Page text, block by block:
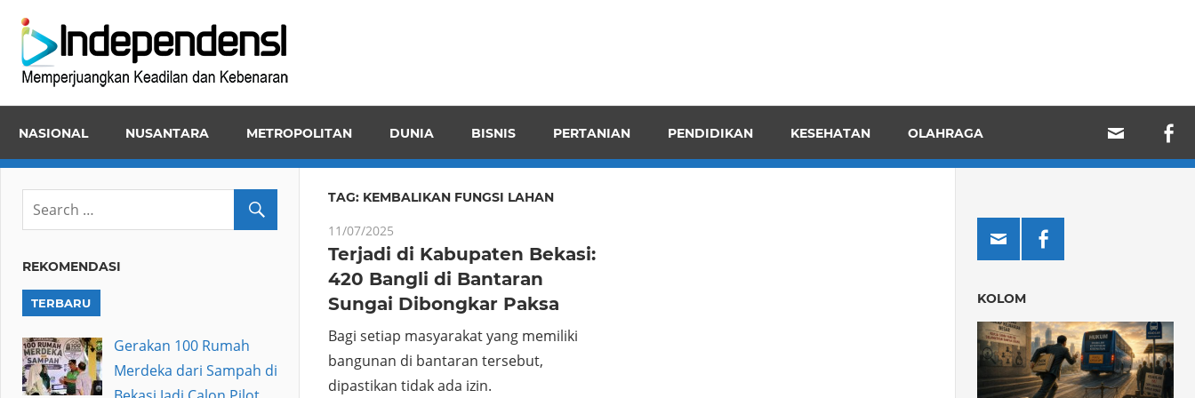
content
dan
NASIONAL NUSANTARA METROPOLITAN DUNIA BISNIS PERTANIAN PENDIDIKAN KESEHATAN OLAHRAGA
TAG: KEMBALIKAN FUNGSI LAHAN
11/07/2025
Terjadi di Kabupaten Bekasi:
420 Bangli di Bantaran
Sungai Dibongkar Paksa
Bagi setiap masyarakat yang memiliki
bangunan di bantaran tersebut,
dipastikan tidak ada izin.
REKOMENDASI
TERBARU
Gerakan 100 Rumah
Merdeka dari Sampah di
KOLOM